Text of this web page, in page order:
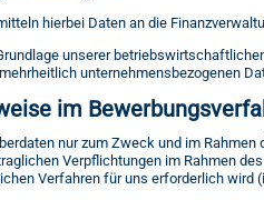
hierbei Daten an die
unserer
unternehmensbezogenen
im
nur zum Zweck und im
Verpflichtungen im Rahmen
Verfahren für uns erforderlich wird